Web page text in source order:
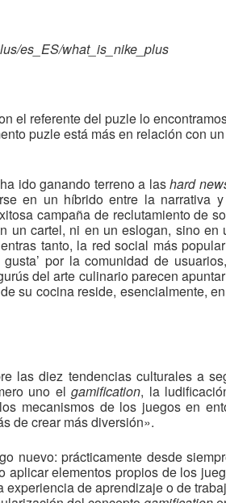
es_ES/what_is_nike_plus
el referente del puzle lo
puzle está más en relación con
ha ido ganando terreno a lashard
en un híbrido entre la narrativa
campaña de reclutamiento de
un cartel, ni en un eslogan, sino
tanto, la red social más
por la comunidad de
del arte culinario parecen
su cocina reside, esencialmente,
las diez tendencias culturales a
uno elgamification, la
mecanismos de los juegos en
de crear más diversión».
nuevo: prácticamente desde
aplicar elementos propios de los
de aprendizaje o de